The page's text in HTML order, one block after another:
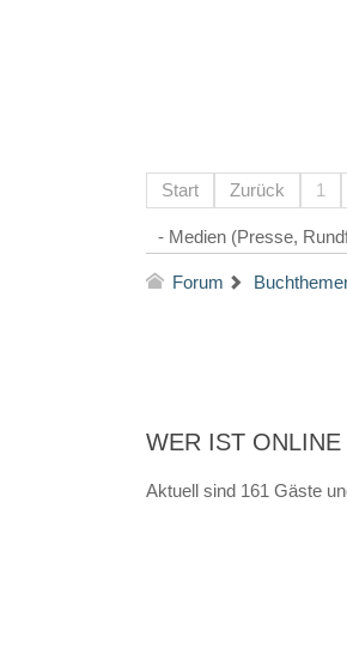
Start Zurück 1
Forum
WER IST ONLINE
Aktuell sind 161 Gäste